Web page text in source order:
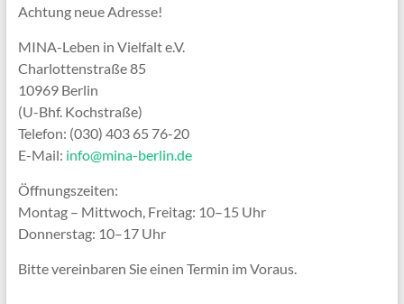
Achtung neue Adresse!
MINA-Leben in Vielfalt e.V.
Charlottenstraße 85
10969 Berlin
(U-Bhf. Kochstraße)
Telefon: (030) 403 65 76-20
E-Mail: info@mina-berlin.de
Öffnungszeiten:
Montag – Mittwoch, Freitag: 10–15 Uhr
Donnerstag: 10–17 Uhr
Bitte vereinbaren Sie einen Termin im Voraus.